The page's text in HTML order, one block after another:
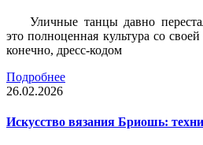
Уличные танцы давно
это полноценная культура со
конечно, дресс-кодом
Подробнее
26.02.2026
Искусство вязания Бриошь: